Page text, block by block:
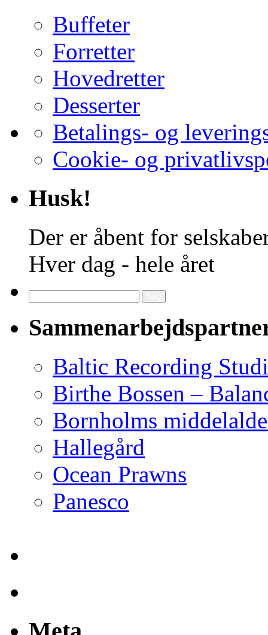
Buffeter
Forretter
Hovedretter
Desserter
Betalings- og
Cookie- og
Husk!
Der er åbent for
Hver dag - hele året
efter:
Baltic Recording
Birthe Bossen –
Bornholms
Hallegård
Ocean Prawns
Panesco